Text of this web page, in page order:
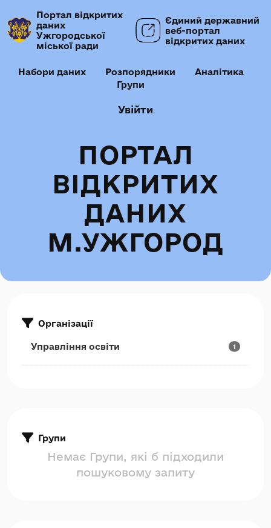
Портал відкритих
даних
Ужгородської
міської ради
Єдиний державний
веб-портал
відкритих даних
Набори даних Розпорядники
Аналітика
Групи
Увійти
ПОРТАЛ
ВІДКРИТИХ
ДАНИХ
М.УЖГОРОД
Організації
Управління освіти 1
Групи
Немає Групи, які б підходили
пошуковому запиту